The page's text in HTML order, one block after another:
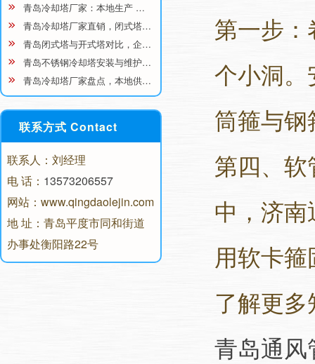
青岛冷却塔厂家：本地生产 …
青岛冷却塔厂家直销，闭式塔…
青岛闭式塔与开式塔对比，企…
青岛不锈钢冷却塔安装与维护…
青岛冷却塔厂家盘点，本地供…
联系方式 Contact
联系人：刘经理
电 话： 13573206557
网站：www.qingdaolejin.com
地 址：青岛平度市同和街道
办事处衡阳路22号
第一步
个小洞
筒箍与
第四、
中，济
用软卡
了解更
青岛通